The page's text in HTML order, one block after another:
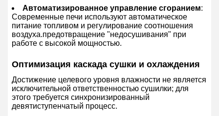
Автоматизированное управление сгоранием:
Современные печи используют автоматическое
питание топливом и регулирование соотношения
воздуха.предотвращение "недосушивания" при
работе с высокой мощностью.
Оптимизация каскада сушки и охлаждения
Достижение целевого уровня влажности не является
исключительной ответственностью сушилки; для
этого требуется синхронизированный
девятиступенчатый процесс.